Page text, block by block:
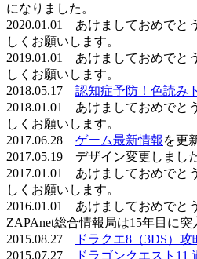
になりました。
2020.01.01 あけましておめでと
しくお願いします。
2019.01.01 あけましておめでと
しくお願いします。
2018.05.17 認知症予防！色読み
2018.01.01 あけましておめでと
しくお願いします。
2017.06.28 ゲーム最新情報 を更
2017.05.19 デザイン変更しました
2017.01.01 あけましておめでと
しくお願いします。
2016.01.01 あけましておめでと
ZAPAnet総合情報局は15年目に突
2015.08.27
ドラクエ8（3DS）攻
2015.07.27
ドラゴンクエスト11